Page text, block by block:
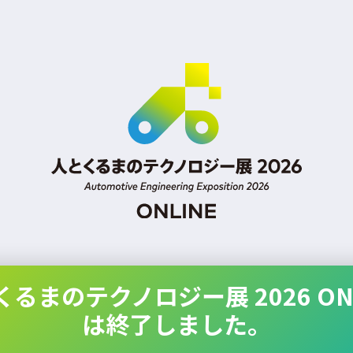
るまのテクノロジー展 2026
は終了しました。